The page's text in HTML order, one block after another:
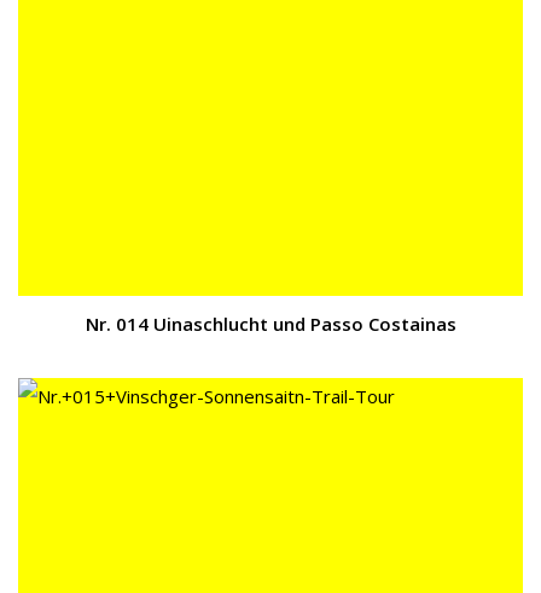
Nr. 014 Uinaschlucht und Passo Costainas